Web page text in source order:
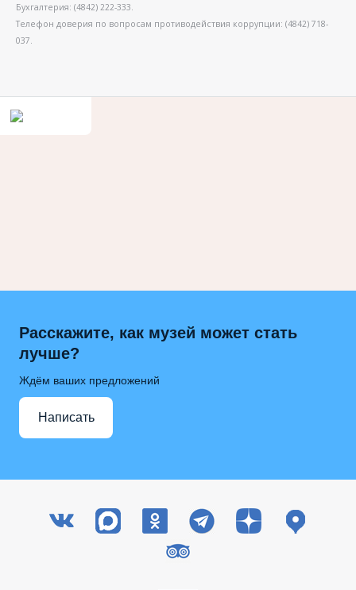
Бухгалтерия: (4842) 222-333.
Телефон доверия по вопросам противодействия коррупции: (4842) 718-
037.
Расскажите, как музей может стать
лучше?
Ждём ваших предложений
Написать